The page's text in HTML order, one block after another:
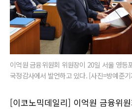
이억원 금융위원회 위원장이 20일 서울 영등
국정감사에서 발언하고 있다. [사진=방예준
[이코노믹데일리] 이억원 금융위